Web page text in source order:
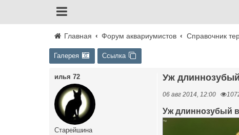
Главная Форум аквариумистов Справочник
Галерея Ссылка
илья 72
Старейшина
Уж
06 авг 2014, 12:00
Уж длиннозубый